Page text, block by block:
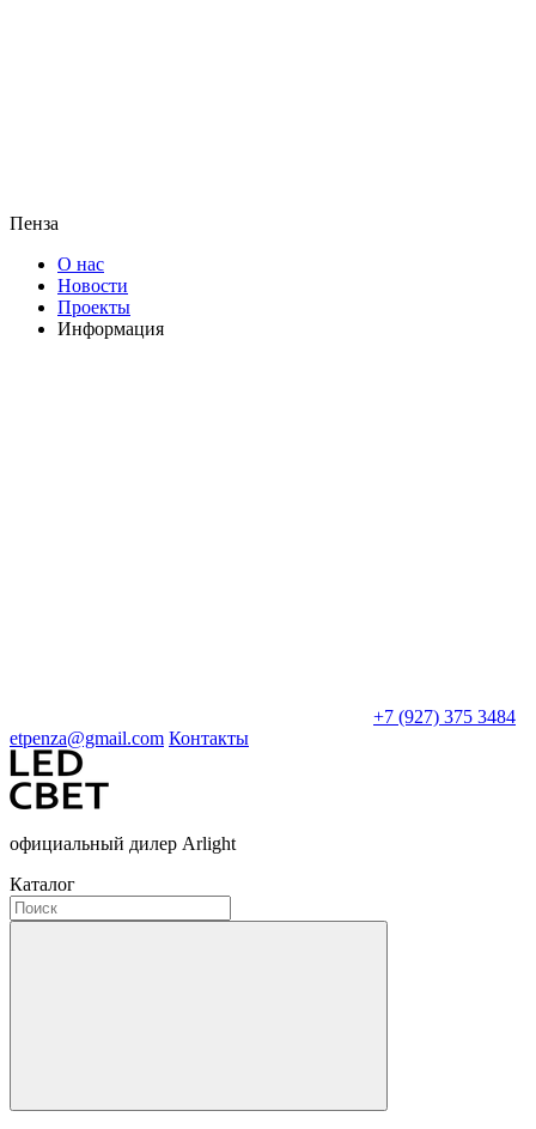
Пенза
О нас
Новости
Проекты
Информация
+7 (927) 375 3484
etpenza@gmail.com Контакты
официальный дилер Arlight
Каталог